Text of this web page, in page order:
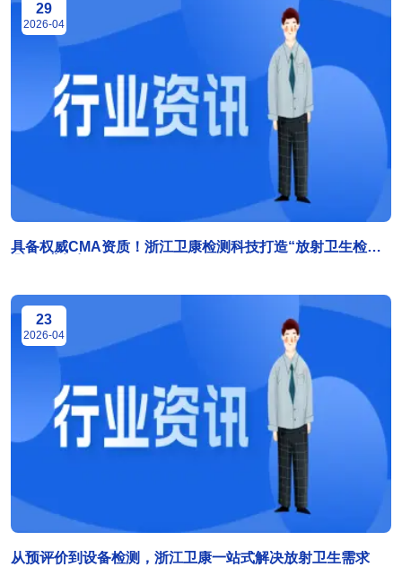
29
2026-04
具备权威CMA资质！浙江卫康检测科技打造“放射卫生检
23
2026-04
从预评价到设备检测，浙江卫康一站式解决放射卫生需求